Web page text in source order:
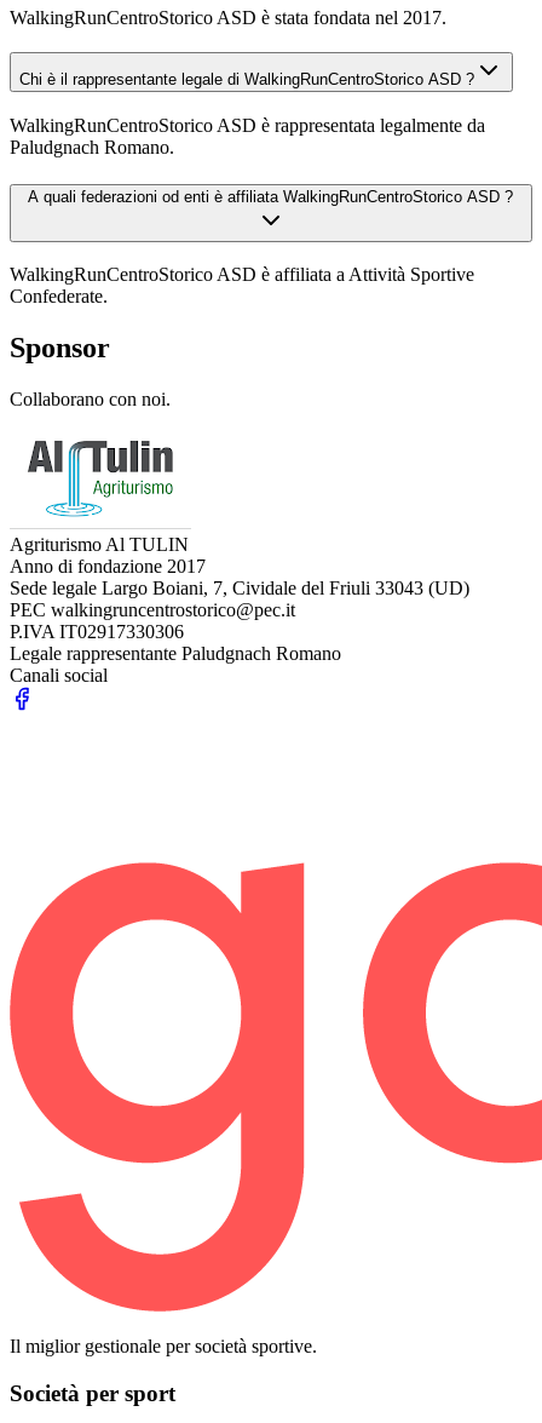
WalkingRunCentroStorico ASD è stata fondata nel 2017.
Chi è il rappresentante legale di WalkingRunCentroStorico ASD ?
WalkingRunCentroStorico ASD è rappresentata legalmente da
Paludgnach Romano.
A quali federazioni od enti è affiliata WalkingRunCentroStorico ASD ?
WalkingRunCentroStorico ASD è affiliata a Attività Sportive
Confederate.
Sponsor
Collaborano con noi.
Agriturismo Al TULIN
Anno di fondazione 2017
Sede legale Largo Boiani, 7, Cividale del Friuli 33043 (UD)
PEC walkingruncentrostorico@pec.it
P.IVA IT02917330306
Legale rappresentante Paludgnach Romano
Canali social
Il miglior gestionale per società sportive.
Società per sport